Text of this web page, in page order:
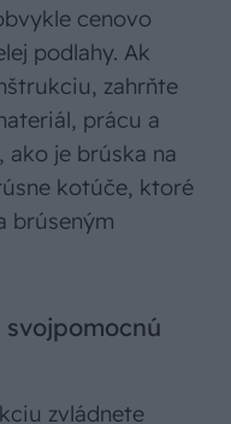
cenovo
podlahy. Ak
zahrňte
prácu a
ako je brúska na
kotúče, ktoré
brúseným
zvládnete